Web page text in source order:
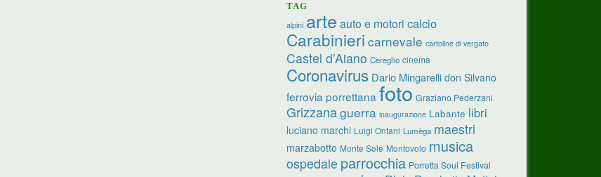
TAG
alpini arte auto e motori calcio
Carabinieri carnevale cartoline di vergato
Castel d’Aiano Cereglio cinema
Coronavirus Dario Mingarelli don Silvano
ferrovia porrettana foto Graziano Pederzani
Grizzanaguerra inaugurazione Labante libri
luciano marchi Luigi Ontani Lumèga maestri
marzabotto Monte Sole Montovolo musica
ospedale parrocchia Porretta Soul Festival